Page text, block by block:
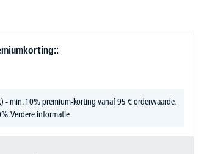
- min. 10% premium-korting vanaf 95 € orderwaarde.
Verdere informatie